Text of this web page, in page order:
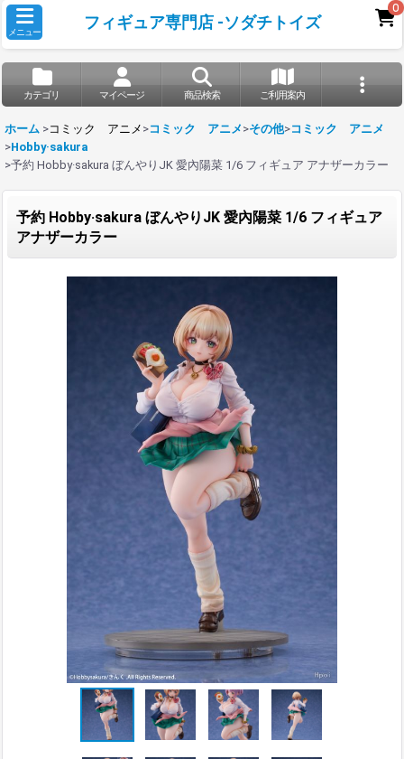
メニュー
フィギュア専門店 -ソダチトイズ
0
カテゴリ マイページ 商品検索 ご利用案内
ホーム >コミック アニメ >コミック アニメ >その他>コミック アニメ
>Hobby·sakura
>予約 Hobby·sakura ぼんやりJK 愛內陽菜 1/6 フィギュア アナザーカラー
予約 Hobby·sakura ぼんやりJK 愛內陽菜 1/6 フィギュア
アナザーカラー